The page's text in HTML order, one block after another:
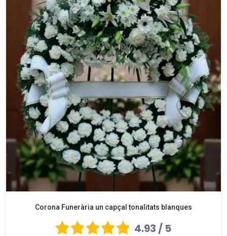
Corona Funerària un capçal tonalitats blanques
4.93 / 5